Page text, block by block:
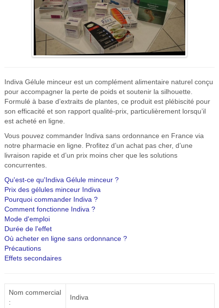
Indiva Gélule minceur est un complément alimentaire naturel conçu
pour accompagner la perte de poids et soutenir la silhouette.
Formulé à base d’extraits de plantes, ce produit est plébiscité pour
son efficacité et son rapport qualité-prix, particulièrement lorsqu’il
est acheté en ligne.
Vous pouvez commander Indiva sans ordonnance en France via
notre pharmacie en ligne. Profitez d’un achat pas cher, d’une
livraison rapide et d’un prix moins cher que les solutions
concurrentes.
Qu'est-ce qu'Indiva Gélule minceur ?
Prix des gélules minceur Indiva
Pourquoi commander Indiva ?
Comment fonctionne Indiva ?
Mode d'emploi
Durée de l'effet
Où acheter en ligne sans ordonnance ?
Précautions
Effets secondaires
Nom commercial
:
Indiva